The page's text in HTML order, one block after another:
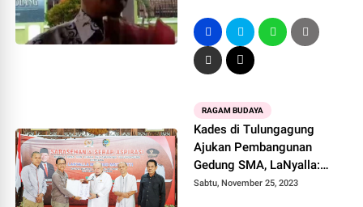
RAGAM BUDAYA
Kades di Tulungagung
Ajukan Pembangunan
Gedung SMA, LaNyalla:
Pemerintah Wajib Hadir
Sabtu, November 25, 2023